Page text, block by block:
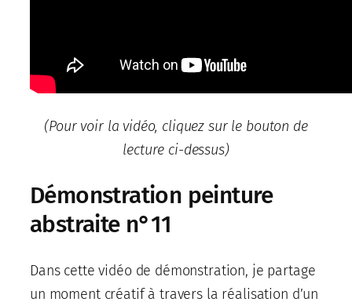
(Pour voir la vidéo, cliquez sur le bouton de
lecture ci-dessus)
Démonstration peinture
abstraite n°11
Dans cette vidéo de démonstration, je partage
un moment créatif à travers la réalisation d’un